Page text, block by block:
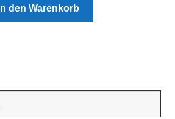
In den Warenkorb